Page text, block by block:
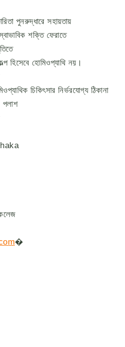
পুনরুদ্ধারে সহায়তায়
শক্তি ফেরাতে
হিসেবে হোমিওপ্যাথি নয়।
চিকিৎসার নির্ভরযোগ্য ঠিকানা
পলাশ
�